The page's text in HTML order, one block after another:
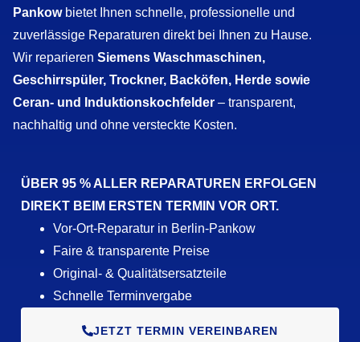
Pankowbietet Ihnen schnelle, professionelle und
zuverlässige Reparaturen direkt bei Ihnen zu Hause.
Wir reparieren Siemens Waschmaschinen,
Geschirrspüler, Trockner, Backöfen, Herde sowie
Ceran- und Induktionskochfelder – transparent,
nachhaltig und ohne versteckte Kosten.
ÜBER 95 % ALLER REPARATUREN ERFOLGEN
DIREKT BEIM ERSTEN TERMIN VOR ORT.
Vor-Ort-Reparatur in Berlin-Pankow
Faire & transparente Preise
Original- & Qualitätsersatzteile
Schnelle Terminvergabe
JETZT TERMIN VEREINBAREN